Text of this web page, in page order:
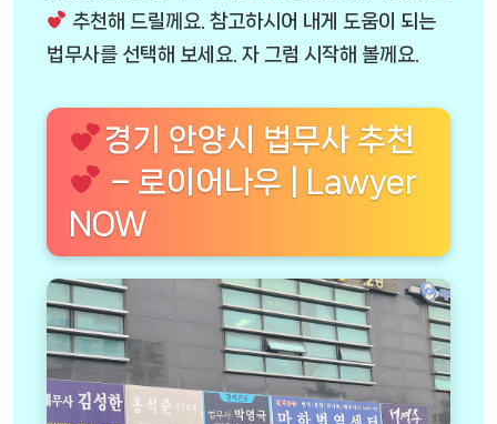
추천해 드릴께요. 참고하시어 내게 도움이 되는
법무사를 선택해 보세요. 자 그럼 시작해 볼께요.
경기 안양시 법무사 추천
– 로이어나우 | Lawyer
NOW